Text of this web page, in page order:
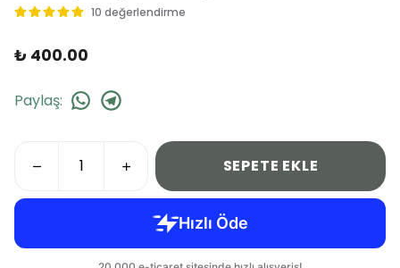
10 değerlendirme
₺ 400.00
Paylaş:
SEPETE EKLE